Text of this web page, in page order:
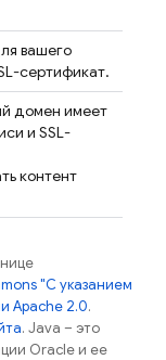
вашего
сертификат.
домен имеет
и SSL-
контент
"С указанием
Apache 2.0.
. Java – это
Oracle и ее